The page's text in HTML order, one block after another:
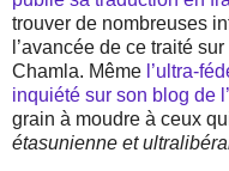
trouver de nombreuses
l’avancée de ce traité
Chamla. Même l’ultra-
inquiété sur son blog de
grain à moudre à ceux
étasunienne et